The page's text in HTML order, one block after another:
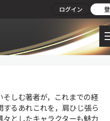
ログイン
しむ著者が，これまでの経
るあれこれを，肩ひじ張ら
としたキャラクターも魅力